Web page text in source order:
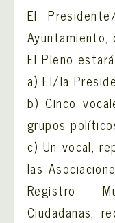
El
El Pleno
a) El/la
b) Cinco
grupos
c) Un vocal,
las
Registro
Ciudadanas,